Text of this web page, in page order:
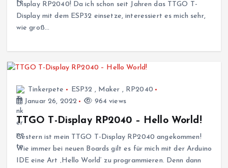
Display RP2040! Da ich schon seit Jahren das TTGO T-
Display mit dem ESP32 einsetze, interessiert es mich sehr,
wie groß…
Tinkerpete ESP32 , Maker , RP2040
Januar 26, 2022
964 views
TTGO T-Display RP2040 – Hello World!
Gestern ist mein TTGO T-Display RP2040 angekommen!
Wie immer bei neuen Boards gilt es für mich mit der Arduino
IDE eine Art ‚Hello World‘ zu programmieren. Denn dann